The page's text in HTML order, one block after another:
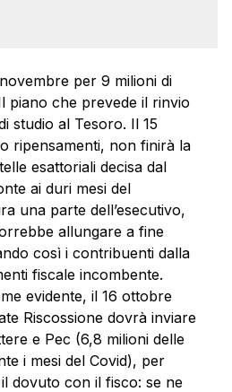
per 9 milioni di
piano che prevede il rinvio
studio al Tesoro. Il 15
ripensamenti, non finirà la
esattoriali decisa dal
ai duri mesi del
una parte dell’esecutivo,
allungare a fine
così i contribuenti dalla
fiscale incombente.
evidente, il 16 ottobre
Riscossione dovrà inviare
e Pec (6,8 milioni delle
i mesi del Covid), per
dovuto con il fisco: se ne